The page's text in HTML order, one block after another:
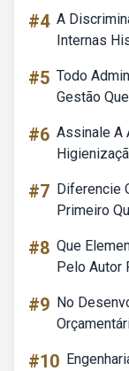
#4 A
Internas
#5 Todo
Gestão
#6 Assinale A
#7 Diferencie
Primeiro
#8 Que
Pelo Autor
#9 No
#10